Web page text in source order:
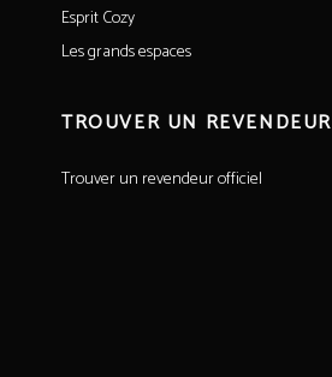
Esprit Cozy
Les grands espaces
TROUVER UN REVENDEUR
Trouver un revendeur officiel